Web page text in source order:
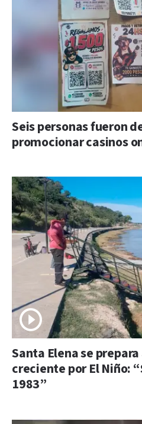
Seis personas fueron
promocionar casinos
Santa Elena se
creciente por El Niño:
1983”